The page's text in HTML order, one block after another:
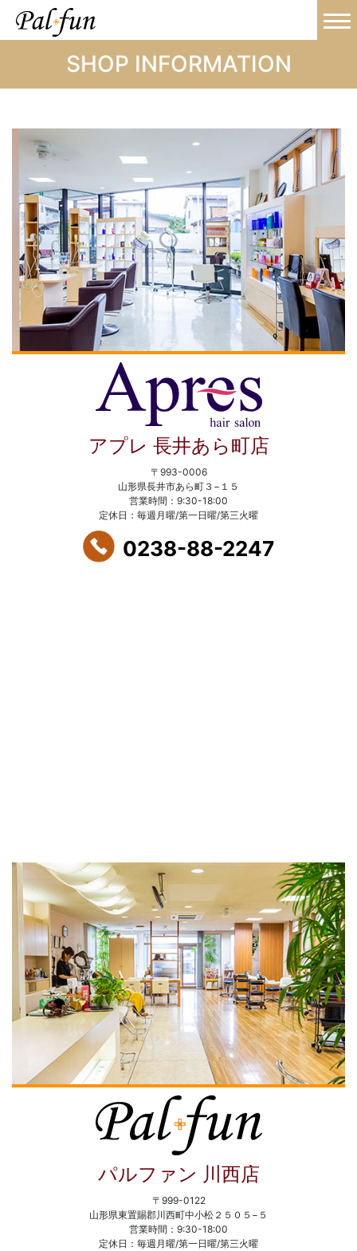
SHOP INFORMATION
アプレ 長井あら町店
〒993-0006
山形県長井市あら町３−１５
営業時間：9:30-18:00
定休日：毎週月曜/第一日曜/第三火曜
0238-88-2247
パルファン 川西店
〒999-0122
山形県東置賜郡川西町中小松２５０５−５
営業時間：9:30-18:00
定休日：毎週月曜/第一日曜/第三火曜